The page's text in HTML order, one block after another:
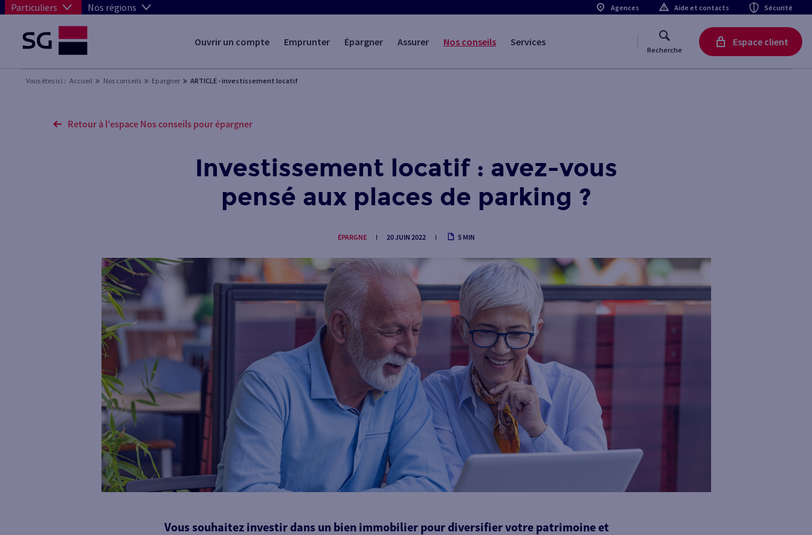
Particuliers Nos régions Agences Aide et contacts Sécurité
Ouvrir un compte Emprunter Épargner Assurer Nos conseils Services
Recherche
Espace client
Vous êtes ici : Accueil Nos conseils Epargner ARTICLE - investissement locatif
Retour à l’espace Nos conseils pour épargner
Investissement locatif : avez-vous
pensé aux places de parking ?
ÉPARGNE 20 JUIN 2022 5 MIN
Vous souhaitez investir dans un bien immobilier pour diversifier votre patrimoine et